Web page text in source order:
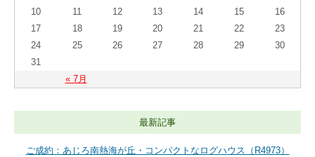
« 7月
10
11 12 13 14 15
16
17
18 19 20 21 22
23
24
25 26 27 28 29
30
31
最新記事
ご成約：あじろ南熱海が丘・コンパクトなログハウス（R4973）